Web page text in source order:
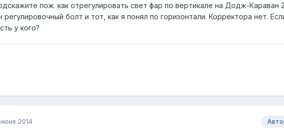
пож. как отрегулировать свет фар по вертикале на Додж-Караван
болт и тот, как я понял по горизонтали. Корректора нет.
у кого?
2014